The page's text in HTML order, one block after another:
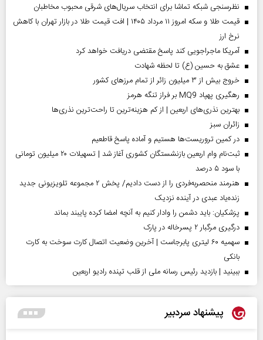
نظرسنجی شبکه تماشا برای انتخاب سریال‌های شرقی محبوب مخاطبان
قیمت طلا و سکه امروز ۱۱ مرداد ۱۴۰۵ | افت قیمت طلا در بازار تهران با کاهش
نرخ ارز
آمریکا ماجراجویی کند پاسخ مقتضی دریافت خواهد کرد
عشق به حسین (ع) تا لحظه شهادت
خروج بیش از ۳ میلیون زائر از تمام مرز‌های کشور
رهگیری پهپاد MQ9 بر فراز تنگه هرمز
بهترین نذری‌های اربعین | از کم هزینه‌ترین تا راحت‌ترین نذری‌ها
‌زائران سبز
در کمین تروریست‌ها هستیم و آماده پاسخ قاطعیم
ثبت‌نام وام اربعین بازنشستگان کشوری آغاز شد | تسهیلات ۲۰ میلیون تومانی
با سود ۵ درصد
هنرمند منحصر‌به‌فردی را از دست دادیم/ پخش ۲ مجموعه تلویزیونی جدید
زنده‌یاد عبدی در آینده نزدیک
پزشکیان: باید دشمن را وادار کنیم به آنچه امضا کرده پایبند بماند
درگیری مرگبار ۲ پسرخاله در پارک
سهمیه ۶۰ لیتری پابرجاست | آخرین وضعیت اتصال کارت سوخت به کارت
بانکی
ببینید | بازدید رئیس رسانه ملی از قلب تپنده رادیو اربعین
پیشنهاد سردبیر